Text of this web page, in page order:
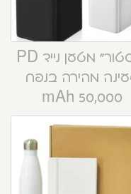
“קסטור” מטען נייד PD
מהירה בנפח
50,000 mAh